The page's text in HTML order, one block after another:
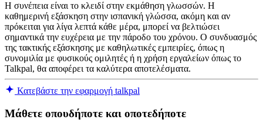
Η συνέπεια είναι το κλειδί στην εκμάθηση γλωσσών. Η
καθημερινή εξάσκηση στην ισπανική γλώσσα, ακόμη και αν
πρόκειται για λίγα λεπτά κάθε μέρα, μπορεί να βελτιώσει
σημαντικά την ευχέρεια με την πάροδο του χρόνου. Ο συνδυασμός
της τακτικής εξάσκησης με καθηλωτικές εμπειρίες, όπως η
συνομιλία με φυσικούς ομιλητές ή η χρήση εργαλείων όπως το
Talkpal, θα αποφέρει τα καλύτερα αποτελέσματα.
Κατεβάστε την εφαρμογή talkpal
Μάθετε οπουδήποτε και οποτεδήποτε